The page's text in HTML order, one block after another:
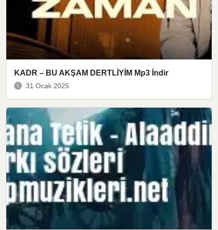
KADR – BU AKŞAM DERTLİYİM Mp3 İndir
31 Ocak 2025